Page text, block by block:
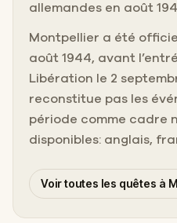
allemandes en août
Montpellier a été
août 1944, avant
Libération le 2
reconstitue pas les
période comme cadre
disponibles: anglais,
Voir toutes les quêtes à